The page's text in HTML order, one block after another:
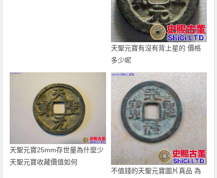
天聖元寶有沒有背上星的 價格
多少呢
天聖元寶25mm存世量為什麼少
天聖元寶收藏價值如何
不值錢的天聖元寶圖片真品 為